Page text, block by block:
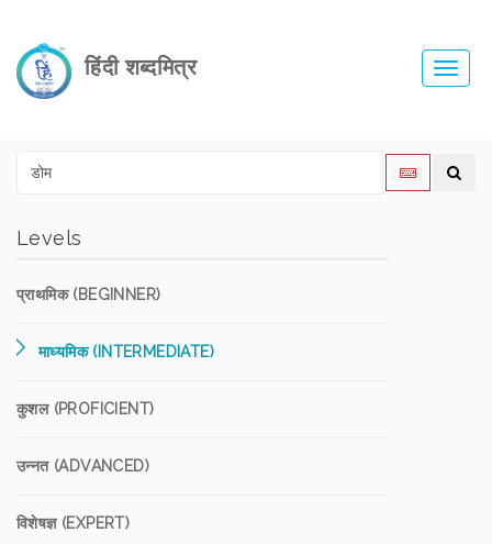
हिंदी शब्दमित्र
Levels
प्राथमिक (BEGINNER)
माध्यमिक (INTERMEDIATE)
कुशल (PROFICIENT)
उन्नत (ADVANCED)
विशेषज्ञ (EXPERT)